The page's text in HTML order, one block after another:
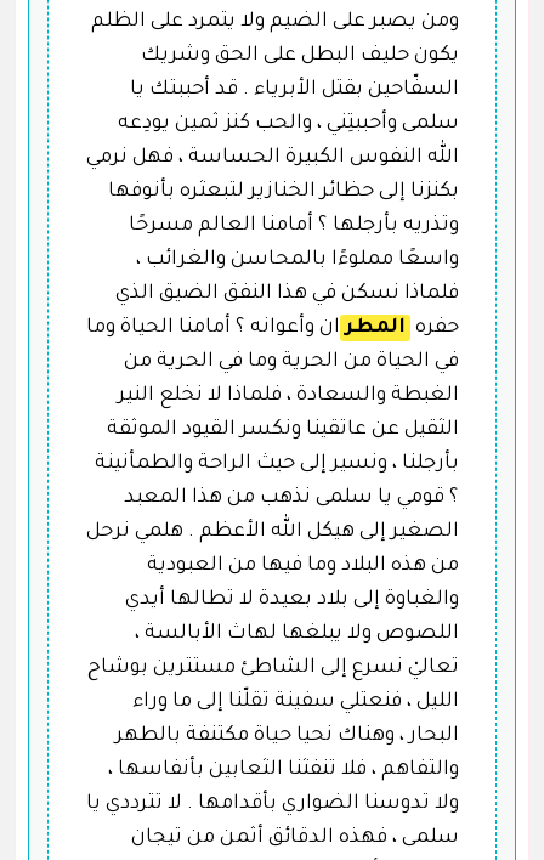
ومن يصبر على الضيم ولا يتمرد على الظلم
يكون حليف البطل على الحق وشريك
السفّاحين بقتل الأبرياء . قد أحببتك يا
سلمى وأحببتِني ، والحب كنز ثمين يودِعه
الله النفوس الكبيرة الحساسة ، فهل نرمي
بكنزنا إلى حظائر الخنازير لتبعثره بأنوفها
وتذريه بأرجلها ؟ أمامنا العالم مسرحًا
واسعًا مملوءًا بالمحاسن والغرائب ،
فلماذا نسكن في هذا النفق الضيق الذي
حفره المطر ان وأعوانه ؟ أمامنا الحياة وما
في الحياة من الحرية وما في الحرية من
الغبطة والسعادة ، فلماذا لا نخلع النير
الثقيل عن عاتقينا ونكسر القيود الموثقة
بأرجلنا ، ونسير إلى حيث الراحة والطمأنينة
؟ قومي يا سلمى نذهب من هذا المعبد
الصغير إلى هيكل الله الأعظم . هلمي نرحل
من هذه البلاد وما فيها من العبودية
والغباوة إلى بلاد بعيدة لا تطالها أيدي
اللصوص ولا يبلغها لهاث الأبالسة ،
تعاليْ نسرع إلى الشاطئ مستترين بوشاح
الليل ، فنعتلي سفينة تقلّنا إلى ما وراء
البحار ، وهناك نحيا حياة مكتنفة بالطهر
والتفاهم ، فلا تنفثنا الثعابين بأنفاسها ،
ولا تدوسنا الضواري بأقدامها . لا تترددي يا
سلمى ، فهذه الدقائق أثمن من تيجان